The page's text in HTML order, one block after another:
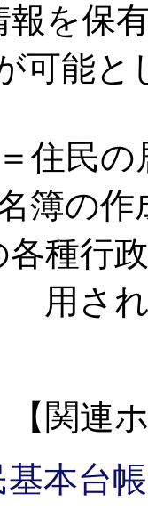
報を保
可能と
住民の
簿の
各種行
用さ
【関連
基本台